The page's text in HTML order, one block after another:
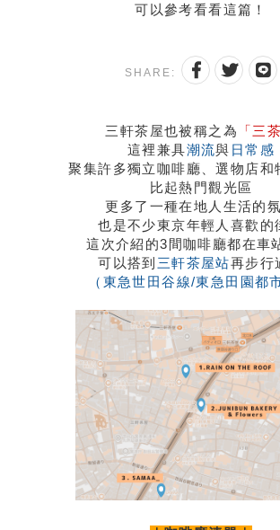
可以參考看看這篇！
SHARE:
三軒茶屋也被稱之為
「三
這裡兼具潮流與 日常感
聚集許多獨立咖啡廳、選物店和
比起熱門觀光區
更多了一種在地人生活的
也是不少東京年輕人喜歡的
這次介紹的3間咖啡廳都在車
可以搭到 三軒茶屋站再步行
（東急世田谷線/東急田園都